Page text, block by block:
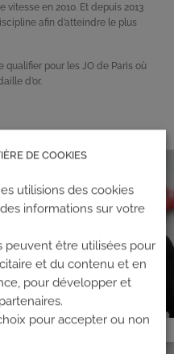
en 2010. Et depuis 2013
afin d’atteindre le plus
pour les JO de Paris où
d’or.
DE COOKIES
utilisions des cookies
informations sur votre
peuvent être utilisées pour
et du contenu et en
pour développer et
pour accepter ou non